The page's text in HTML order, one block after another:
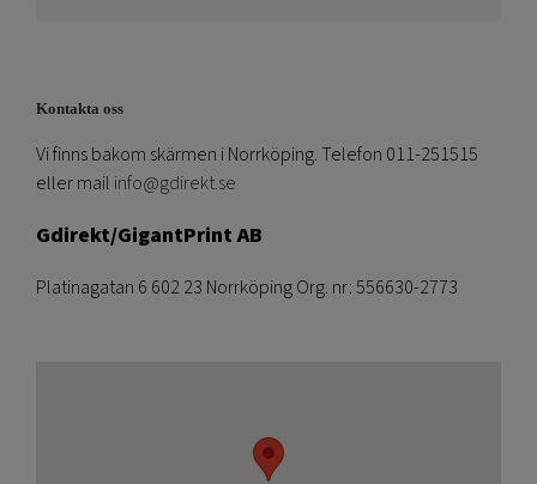
Kontakta oss
Vi finns bakom skärmen i Norrköping. Telefon 011-251515
eller mail info@gdirekt.se
Gdirekt/GigantPrint AB
Platinagatan 6 602 23 Norrköping Org. nr: 556630-2773